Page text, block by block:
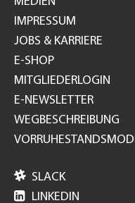
IMPRESSUM
JOBS & KARRIERE
E-SHOP
MITGLIEDERLOGIN
E-NEWSLETTER
WEGBESCHREIBUNG
 SLACK
 LINKEDIN